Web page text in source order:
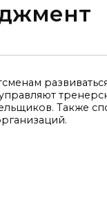
развиваться
Также